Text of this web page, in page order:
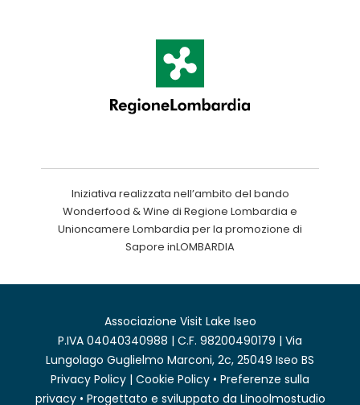
Iniziativa realizzata nell’ambito del bando
Wonderfood & Wine di Regione Lombardia e
Unioncamere Lombardia per la promozione di
Sapore inLOMBARDIA
Associazione Visit Lake Iseo
P.IVA 04040340988 | C.F. 98200490179 | Via
Lungolago Guglielmo Marconi, 2c, 25049 Iseo BS
Privacy Policy | Cookie Policy • Preferenze sulla
privacy• Progettato e sviluppato da Linoolmostudio